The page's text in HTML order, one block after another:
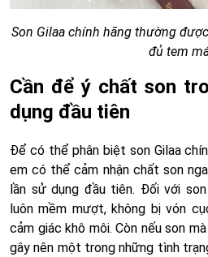
Son Gilaa chính hãng thường
đủ tem
Cần để ý chất son
dụng đầu tiên
Để có thể phân biệt son Gilaa
em có thể cảm nhận chất son
lần sử dụng đầu tiên. Đối với
luôn mềm mượt, không bị vón
cảm giác khô môi. Còn nếu son
gây nên một trong những tình